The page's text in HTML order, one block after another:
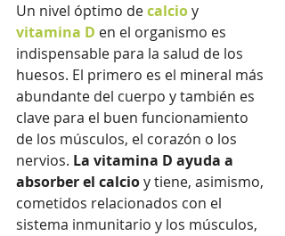
Un nivel óptimo de calcio y
vitamina D en el organismo es
indispensable para la salud de los
huesos. El primero es el mineral más
abundante del cuerpo y también es
clave para el buen funcionamiento
de los músculos, el corazón o los
nervios. La vitamina D ayuda a
absorber el calcio y tiene, asimismo,
cometidos relacionados con el
sistema inmunitario y los músculos,